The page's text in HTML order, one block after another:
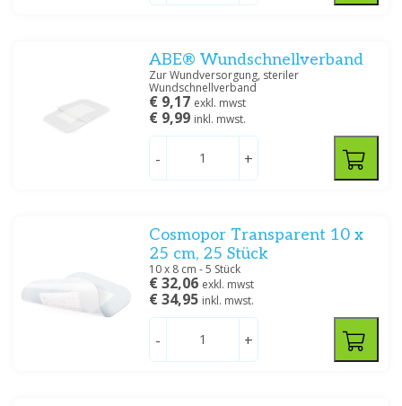
ABE® Wundschnellverband
Zur Wundversorgung, steriler
Wundschnellverband
€ 9,17 exkl. mwst
€ 9,99 inkl. mwst.
- +
Cosmopor Transparent 10 x
25 cm, 25 Stück
10 x 8 cm - 5 Stück
€ 32,06 exkl. mwst
€ 34,95 inkl. mwst.
- +